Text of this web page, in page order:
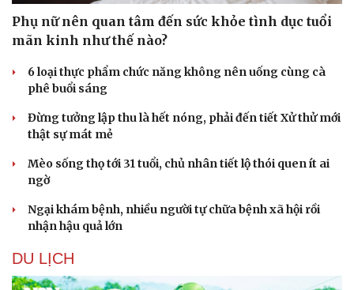
Sức khỏe
Phụ nữ nên quan tâm đến sức khỏe tình dục tuổi
mãn kinh như thế nào?
6 loại thực phẩm chức năng không nên uống cùng cà
phê buổi sáng
Đừng tưởng lập thu là hết nóng, phải đến tiết Xử thử mới
thật sự mát mẻ
Mèo sống thọ tới 31 tuổi, chủ nhân tiết lộ thói quen ít ai
ngờ
Ngại khám bệnh, nhiều người tự chữa bệnh xã hội rồi
nhận hậu quả lớn
DU LỊCH